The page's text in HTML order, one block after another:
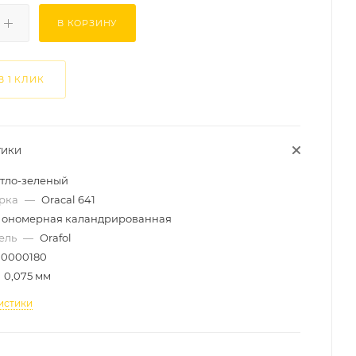
В КОРЗИНУ
1 КЛИК
зеленый
— Oracal 641
каландрированная
— Orafol
0000180
0,075 мм